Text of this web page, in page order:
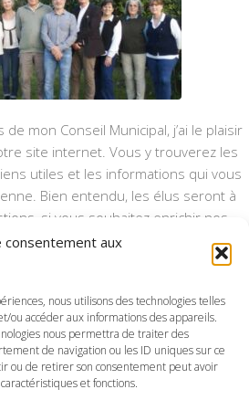
consentement aux
nous utilisons des technologies telles
ou accéder aux informations des appareils.
nous permettra de traiter des
de navigation ou les ID uniques sur ce
ou de retirer son consentement peut avoir
et fonctions.
de mon Conseil Municipal, j’ai le plaisir
site internet. Vous y trouverez les
utiles et les informations qui vous
Bien entendu, les élus seront à
si vous souhaitez enrichir nos
ou nos informations.
vient en complément du bulletin
et il sera actualisé pour mieux vous
informer.
à toutes et à tous.